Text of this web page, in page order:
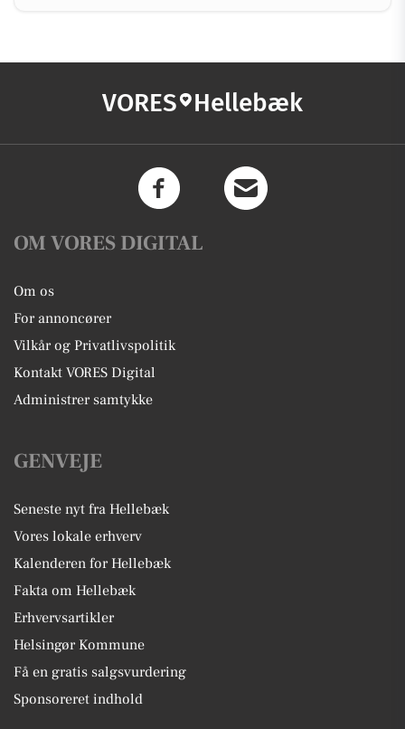
VORES Hellebæk
OM VORES DIGITAL
Om os
For annoncører
Vilkår og Privatlivspolitik
Kontakt VORES Digital
Administrer samtykke
GENVEJE
Seneste nyt fra Hellebæk
Vores lokale erhverv
Kalenderen for Hellebæk
Fakta om Hellebæk
Erhvervsartikler
Helsingør Kommune
Få en gratis salgsvurdering
Sponsoreret indhold